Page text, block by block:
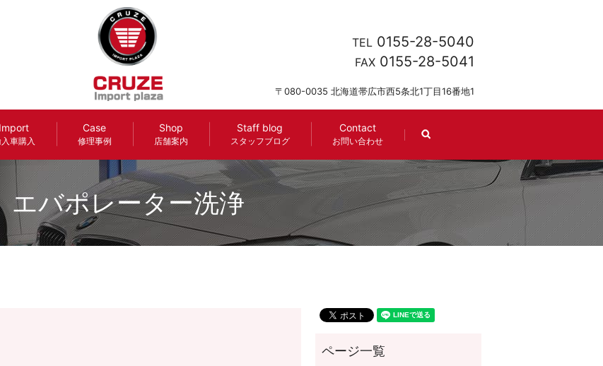
Import
車購入
Case
修理事例
Shop
店舗案内
Staff blog
スタッフブログ
Contact
お問い合わせ search
TEL 0155-28-5040
FAX 0155-28-5041
〒080-0035 北海道帯広市西5条北1丁目16番地1
エバポレーター洗浄